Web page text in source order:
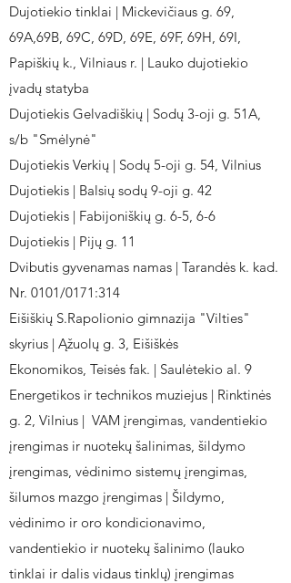
Dujotiekio tinklai | Mickevičiaus g. 69,
69A,69B, 69C, 69D, 69E, 69F, 69H, 69I,
Papiškių k., Vilniaus r. | Lauko dujotiekio
įvadų statyba
Dujotiekis Gelvadiškių | Sodų 3-oji g. 51A,
s/b "Smėlynė"
Dujotiekis Verkių | Sodų 5-oji g. 54, Vilnius
Dujotiekis | Balsių sodų 9-oji g. 42
Dujotiekis | Fabijoniškių g. 6-5, 6-6
Dujotiekis | Pijų g. 11
Dvibutis gyvenamas namas | Tarandės k. kad.
Nr. 0101/0171:314
Eišiškių S.Rapolionio gimnazija "Vilties"
skyrius | Ąžuolų g. 3, Eišiškės
Ekonomikos, Teisės fak. | Saulėtekio al. 9
Energetikos ir technikos muziejus | Rinktinės
g. 2, Vilnius | VAM įrengimas, vandentiekio
įrengimas ir nuotekų šalinimas, šildymo
įrengimas, vėdinimo sistemų įrengimas,
šilumos mazgo įrengimas | Šildymo,
vėdinimo ir oro kondicionavimo,
vandentiekio ir nuotekų šalinimo (lauko
tinklai ir dalis vidaus tinklų) įrengimas